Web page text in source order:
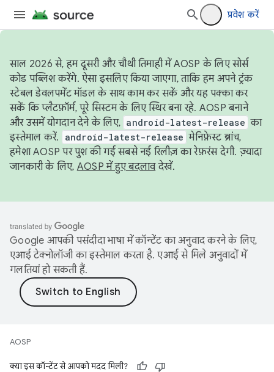
प्रवेश करें
साल 2026 से, हम दूसरी और चौथी तिमाही में AOSP के लिए सोर्स
कोड पब्लिश करेंगे. ऐसा इसलिए किया जाएगा, ताकि हम अपने ट्रंक
स्टेबल डेवलपमेंट मॉडल के साथ काम कर सकें और यह पक्का कर
सकें कि प्लैटफ़ॉर्म, पूरे सिस्टम के लिए स्थिर बना रहे. AOSP बनाने
और उसमें योगदान देने के लिए, android-latest-release का
इस्तेमाल करें.
android-latest-release मेनिफ़ेस्ट ब्रांच,
हमेशा AOSP पर पुश की गई सबसे नई रिलीज़ का रेफ़रंस देगी. ज़्यादा
जानकारी के लिए, AOSP में हुए बदलावदेखें.
Google आपकी पसंदीदा भाषा में कॉन्टेंट का अनुवाद करने के लिए,
एआई टेक्नोलॉजी का इस्तेमाल करता है. एआई से मिले अनुवादों में
गलतियां हो सकती हैं.
AOSP
क्या इस कॉन्टेंट से आपको मदद मिली?